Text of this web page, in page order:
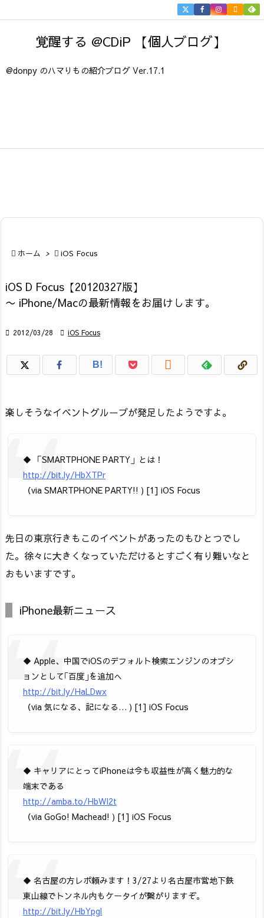
覚醒する @CDiP 【個人ブログ】
@donpy のハマりもの紹介ブログ Ver.17.1


 ホーム >  iOS Focus
iOS D Focus【20120327版】
〜 iPhone/Macの最新情報をお届けします。
 2012/03/28  iOS Focus
B! 
楽しそうなイベントグループが発足したようですよ。
◆ 「SMARTPHONE PARTY」とは！
http://bit.ly/HbXTPr
（via SMARTPHONE PARTY!! ) [1] iOS Focus
先日の東京行きもこのイベントがあったのもひとつでし
た。徐々に大きくなっていただけるとすごく有り難いなと
おもいますです。
iPhone最新ニュース
◆ Apple、中国でiOSのデフォルト検索エンジンのオプシ
ョンとして｢百度｣を追加へ
http://bit.ly/HaLDwx
（via 気になる、記になる… ) [1] iOS Focus
◆ キャリアにとってiPhoneは今も収益性が高く魅力的な
端末である
http://amba.to/HbWI2t
（via GoGo! Machead! ) [1] iOS Focus
◆ 名古屋の方レポ頼みます！3/27より名古屋市営地下鉄
東山線でトンネル内もケータイが繋がりますぞ。
http://bit.ly/HbYpgl